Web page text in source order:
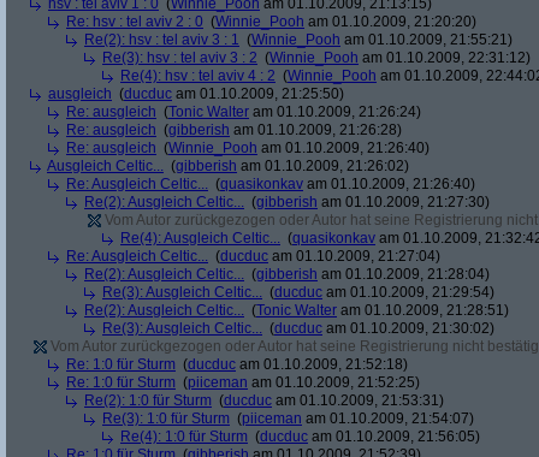
hsv : tel aviv 1 : 0 (Winnie_Pooh am 01.10.2009, 21:13:15)
Re: hsv : tel aviv 2 : 0 (Winnie_Pooh am 01.10.2009, 21:20:20)
Re(2): hsv : tel aviv 3 : 1 (Winnie_Pooh am 01.10.2009, 21:55:21)
Re(3): hsv : tel aviv 3 : 2 (Winnie_Pooh am 01.10.2009, 22:31:12)
Re(4): hsv : tel aviv 4 : 2 (Winnie_Pooh am 01.10.2009,
ausgleich (ducduc am 01.10.2009, 21:25:50)
Re: ausgleich (Tonic Walter am 01.10.2009, 21:26:24)
Re: ausgleich (gibberish am 01.10.2009, 21:26:28)
Re: ausgleich (Winnie_Pooh am 01.10.2009, 21:26:40)
Ausgleich Celtic... (gibberish am 01.10.2009, 21:26:02)
Re: Ausgleich Celtic... (quasikonkav am 01.10.2009, 21:26:40)
Re(2): Ausgleich Celtic... (gibberish am 01.10.2009, 21:27:30)
Vom Autor zurückgezogen oder Autor hat seine Registrierung
Re(4): Ausgleich Celtic... (quasikonkav am 01.10.2009,
Re: Ausgleich Celtic... (ducduc am 01.10.2009, 21:27:04)
Re(2): Ausgleich Celtic... (gibberish am 01.10.2009, 21:28:04)
Re(3): Ausgleich Celtic... (ducduc am 01.10.2009, 21:29:54)
Re(2): Ausgleich Celtic... (Tonic Walter am 01.10.2009, 21:28:51)
Re(3): Ausgleich Celtic... (ducduc am 01.10.2009, 21:30:02)
Vom Autor zurückgezogen oder Autor hat seine Registrierung nicht
Re: 1:0 für Sturm (ducduc am 01.10.2009, 21:52:18)
Re: 1:0 für Sturm (piiceman am 01.10.2009, 21:52:25)
Re(2): 1:0 für Sturm (ducduc am 01.10.2009, 21:53:31)
Re(3): 1:0 für Sturm (piiceman am 01.10.2009, 21:54:07)
Re(4): 1:0 für Sturm (ducduc am 01.10.2009, 21:56:05)